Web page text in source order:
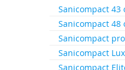
Sanicompact 43
Sanicompact 48
Sanicompact
Sanicompact
Sanicompact